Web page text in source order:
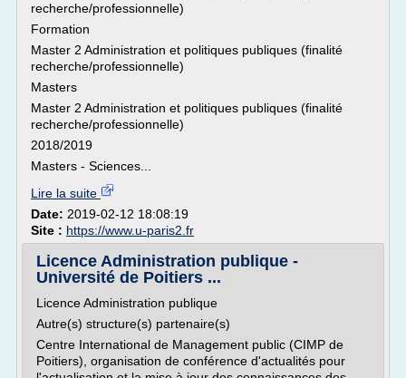
recherche/professionnelle)
Formation
Master 2 Administration et politiques publiques (finalité
recherche/professionnelle)
Masters
Master 2 Administration et politiques publiques (finalité
recherche/professionnelle)
2018/2019
Masters - Sciences...
Lire la suite
Date: 2019-02-12 18:08:19
Site : https://www.u-paris2.fr
Licence Administration publique -
Université de Poitiers ...
Licence Administration publique
Autre(s) structure(s) partenaire(s)
Centre International de Management public (CIMP de
Poitiers), organisation de conférence d'actualités pour